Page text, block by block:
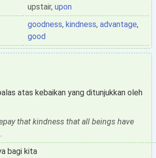
upstair, upon
goodness, kindness, advantage,
good
atas kebaikan yang ditunjukkan oleh
that kindness that all beings have
bagi kita